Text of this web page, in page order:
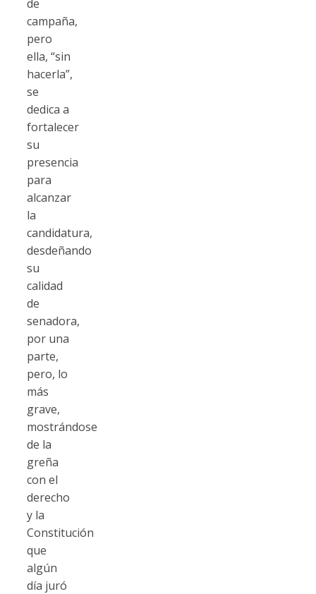
de
campaña,
pero
ella, “sin
hacerla”,
se
dedica a
fortalecer
su
presencia
para
alcanzar
la
candidatura,
desdeñando
su
calidad
de
senadora,
por una
parte,
pero, lo
más
grave,
mostrándose
de la
greña
con el
derecho
y la
Constitución
que
algún
día juró